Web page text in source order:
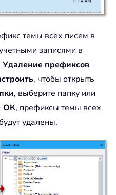
темы всех писем в
записями в
Удаление префиксов
, чтобы открыть
, выберите папку или
ОК, префиксы темы всех
удалены.